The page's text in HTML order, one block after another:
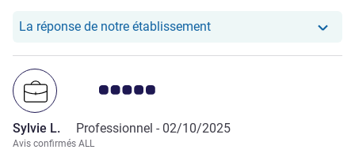
La réponse de notre établissementNotre hôtel a repondu au
Note Avis clients 5.0/5
Sylvie L. Professionnel - 02/10/2025
Avis confirmés ALL